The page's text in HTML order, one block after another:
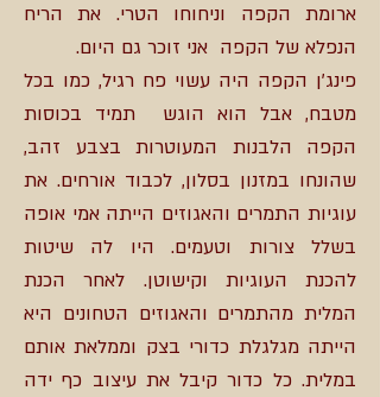
ארומת הקפה וניחוחו הטרי. את הריח
הנפלא של הקפה אני זוכר גם היום.
פינג'ן הקפה היה עשוי פח רגיל, כמו בכל
מטבח, אבל הוא הוגש תמיד בכוסות
הקפה הלבנות המעוטרות בצבע זהב,
שהונחו במזנון בסלון, לכבוד אורחים. את
עוגיות התמרים והאגוזים הייתה אמי אופה
בשלל צורות וטעמים. היו לה שיטות
להכנת העוגיות וקישוטן. לאחר הכנת
המלית מהתמרים והאגוזים הטחונים היא
הייתה מגלגלת כדורי בצק וממלאת אותם
במלית. כל כדור קיבל את עיצוב כף ידה